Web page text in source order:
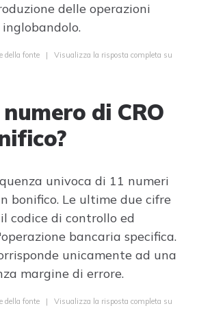
delle operazioni
inglobandolo.
della fonte | Visualizza la risposta completa su
di CRO
univoca di 11 numeri
bonifico. Le ultime due cifre
codice di controllo ed
bancaria specifica.
unicamente ad una
margine di errore.
della fonte | Visualizza la risposta completa su